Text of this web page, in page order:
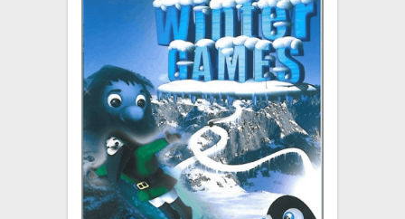
KONTAKT
PRODEJNY
XZONE KLUB
TCG & BOARDGAME HUB